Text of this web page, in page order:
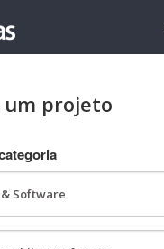
um projeto